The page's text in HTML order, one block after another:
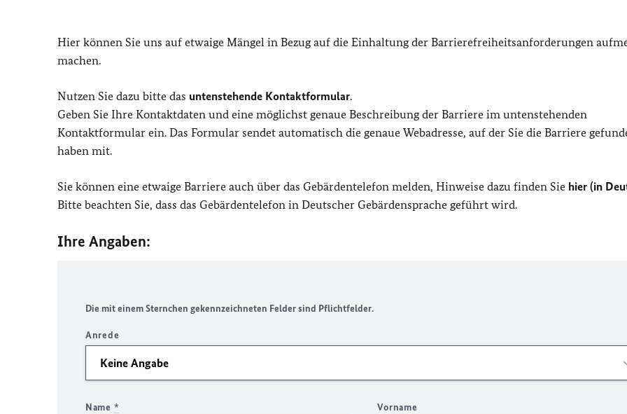
Hier können Sie uns auf etwaige Mängel in Bezug auf die Einhaltung der Barrierefreiheitsanforderungen
machen.
Nutzen Sie dazu bitte das untenstehende Kontaktformular.
Geben Sie Ihre Kontaktdaten und eine möglichst genaue Beschreibung der Barriere im untenstehenden
Kontaktformular ein. Das Formular sendet automatisch die genaue Webadresse, auf der Sie die Barriere
haben mit.
Sie können eine etwaige Barriere auch über das Gebärdentelefon melden, Hinweise dazu finden Sie hier (in
Bitte beachten Sie, dass das Gebärdentelefon in Deutscher Gebärdensprache geführt wird.
Ihre Angaben:
Die mit einem Sternchen gekennzeichneten Felder sind Pflichtfelder.
Anrede
Name * Vorname